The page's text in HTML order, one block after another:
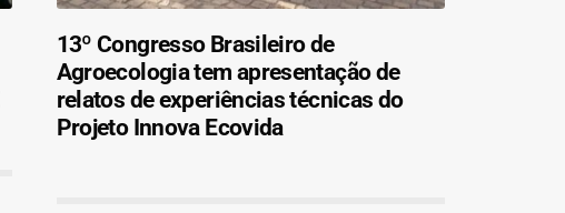
13º Congresso Brasileiro de
Agroecologia tem apresentação de
relatos de experiências técnicas do
Projeto Innova Ecovida